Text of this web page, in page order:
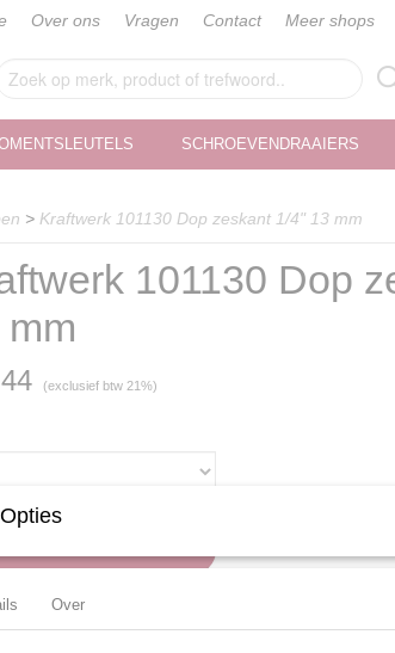
Over ons Vragen Contact Meer shops
SCHROEVENDRAAIERS
> Kraftwerk 101130 Dop zeskant 1/4" 13 mm
101130 Dop
mm
(exclusief btw 21%)
Over